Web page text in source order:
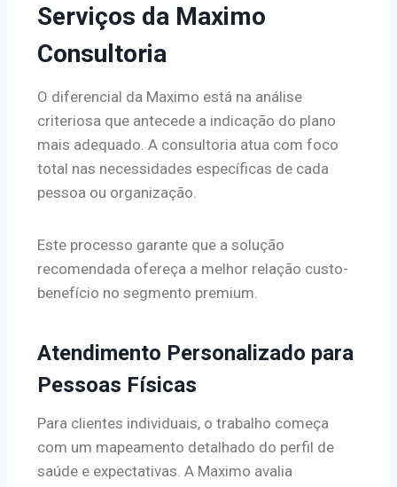
Serviços da Maximo
Consultoria
O diferencial da Maximo está na análise
criteriosa que antecede a indicação do plano
mais adequado. A consultoria atua com foco
total nas necessidades específicas de cada
pessoa ou organização.
Este processo garante que a solução
recomendada ofereça a melhor relação custo-
benefício no segmento premium.
Atendimento Personalizado para
Pessoas Físicas
Para clientes individuais, o trabalho começa
com um mapeamento detalhado do perfil de
saúde e expectativas. A Maximo avalia